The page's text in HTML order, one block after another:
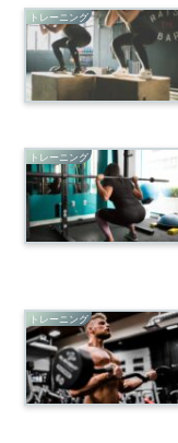
トレーニング
トレーニング
トレーニング